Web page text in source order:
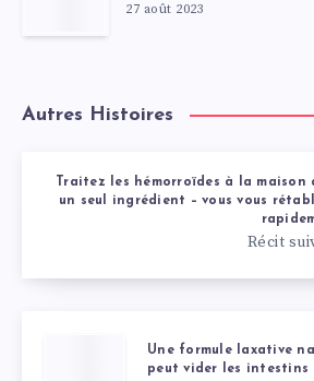
27 août 2023
Autres Histoires
Traitez les hémorroïdes à la maison
un seul ingrédient – vous vous
Récit
Une formule laxative
peut vider les intestins